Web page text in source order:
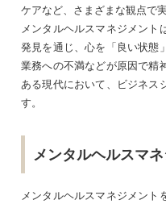
ケアなど、さまざまな観点で実
メンタルヘルスマネジメント
発見を通じ、心を「良い状態
業務への不満などが原因で精
ある現代において、ビジネス
す。
メンタルヘルスマ
メンタルヘルスマネジメント